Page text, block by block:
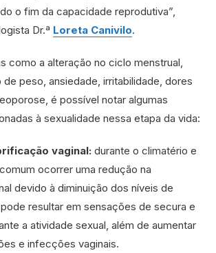
o fim da capacidade reprodutiva”,
Dr.ª Loreta Canivilo.
como a alteração no ciclo menstrual,
peso, ansiedade, irritabilidade, dores
é possível notar algumas
à sexualidade nessa etapa da vida:
vaginal: durante o climatério e
ocorrer uma redução na
devido à diminuição dos níveis de
resultar em sensações de secura e
a atividade sexual, além de aumentar
e infecções vaginais.